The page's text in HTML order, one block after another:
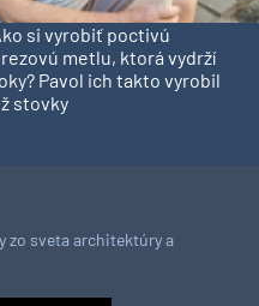
si vyrobiť poctivú
metlu, ktorá vydrží
Pavol ich takto vyrobil
stovky
zo sveta architektúry a